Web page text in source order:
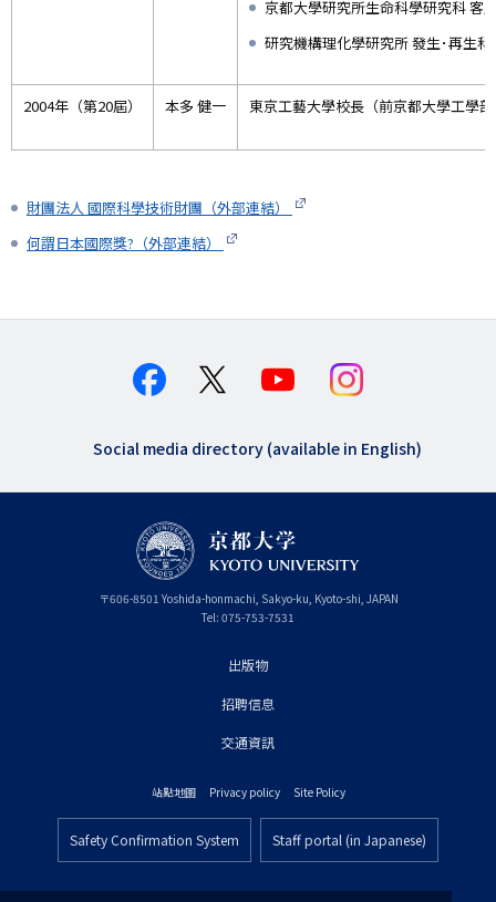
京都大學研究所生命科學研究科 客
研究機構理化學研究所 發生･再生
2004年（第20屆） 本多 健一 東京工藝大學校長（前京都大學工學
財團法人 國際科學技術財團（外部連結）
何謂日本國際獎?（外部連結）
Social media directory (available in English)
〒606-8501 Yoshida-honmachi, Sakyo-ku, Kyoto-shi, Kyoto
JAPAN
Tel: 075-753-7531
出版物
招聘信息
交通資訊
タ
站點地圖 Privacy policy Site Policy
ッ
Safety Confirmation System Staff portal (in Japanese)